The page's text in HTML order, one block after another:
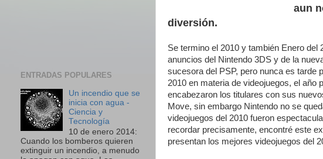
aun
diversión.
Se termino el 2010 y también Enero del
anuncios del Nintendo 3DS y de la
sucesora del PSP, pero nunca es tarde
2010 en materia de videojuegos, el año
encabezaron los titulares con sus
Move, sin embargo Nintendo no se
videojuegos del 2010 fueron
recordar precisamente, encontré este
presentan los mejores videojuegos del
ENTRADAS POPULARES
Un incendio que se
inicia con agua -
Ciencia y
Tecnología
10 de enero 2014:
Cuando los bomberos quieren
extinguir un incendio, a menudo